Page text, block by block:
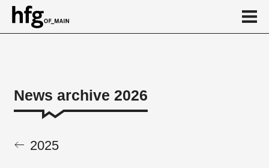
News archive 2026
News archive 2026
2025